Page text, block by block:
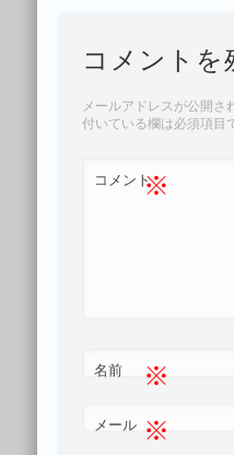
コメントを
メールアドレスが公開さ
付いている欄は必須項目
コメント※
名前 ※
メール ※